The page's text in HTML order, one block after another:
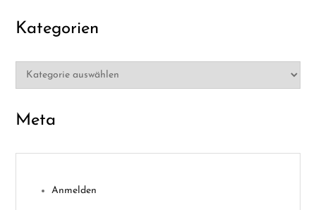
Kategorien
Kategorien
Meta
Anmelden